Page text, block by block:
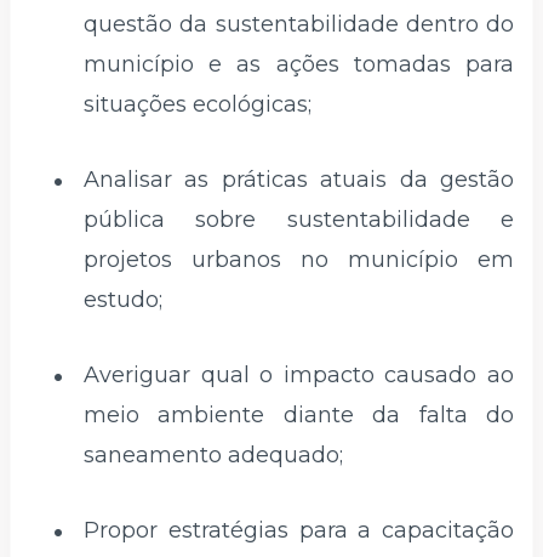
questão da sustentabilidade dentro do
município e as ações tomadas para
situações ecológicas;
Analisar as práticas atuais da gestão
pública sobre sustentabilidade e
projetos urbanos no município em
estudo;
Averiguar qual o impacto causado ao
meio ambiente diante da falta do
saneamento adequado;
Propor estratégias para a capacitação